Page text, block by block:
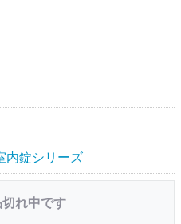
錠シリーズ
れ中です